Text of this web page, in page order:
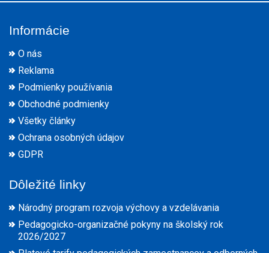
Informácie
O nás
Reklama
Podmienky používania
Obchodné podmienky
Všetky články
Ochrana osobných údajov
GDPR
Dôležité linky
Národný program rozvoja výchovy a vzdelávania
Pedagogicko-organizačné pokyny na školský rok
2026/2027